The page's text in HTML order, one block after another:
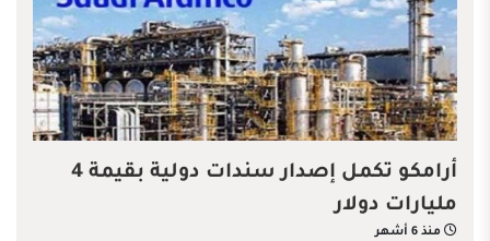
أرامكو تكمل إصدار سندات دولية بقيمة 4
مليارات دولار
منذ 6 أشهر